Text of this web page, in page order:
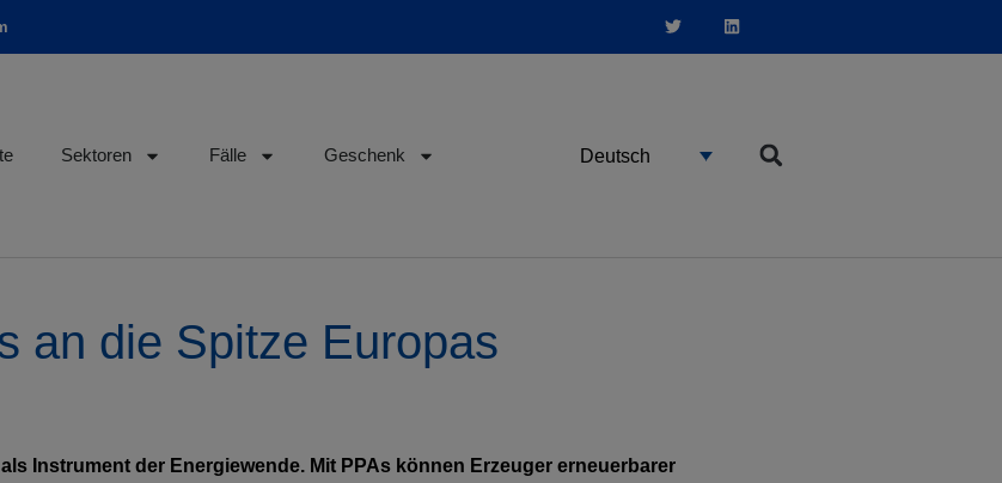
Sektoren Fälle Geschenk Deutsch
an die Spitze Europas
Instrument der Energiewende. Mit PPAs können Erzeuger erneuerbarer